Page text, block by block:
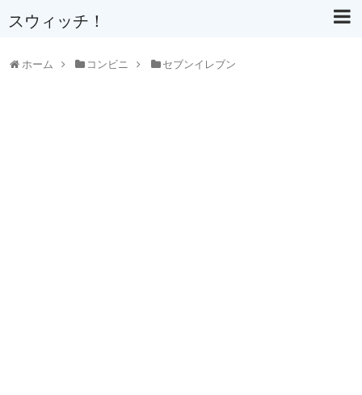
スウィッチ！
ホーム コンビニ セブンイレブン